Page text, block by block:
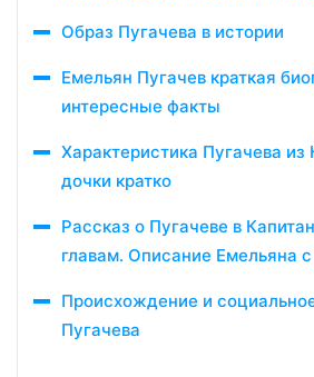
Образ Пугачева в истории
Емельян Пугачев краткая
интересные факты
Характеристика Пугачева из
дочки кратко
Рассказ о Пугачеве в
главам. Описание Емельяна
Происхождение и
Пугачева